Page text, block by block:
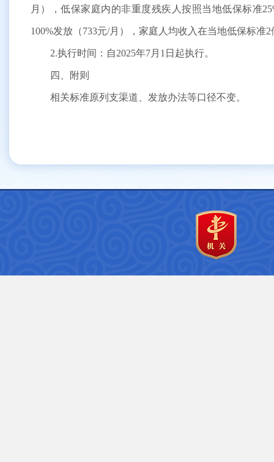
月），低保家庭内的非重度残疾人按照当地低保标准
100%发放（733元/月），家庭人均收入在当地低保标
2.执行时间：自2025年7月1日起执行。
四、附则
相关标准原列支渠道、发放办法等口径不变。